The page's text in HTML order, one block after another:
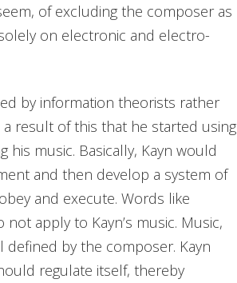
of excluding the composer as
on electronic and electro-
by information theorists rather
result of this that he started using
his music. Basically, Kayn would
and then develop a system of
and execute. Words like
not apply to Kayn’s music. Music,
by the composer. Kayn
regulate itself, thereby